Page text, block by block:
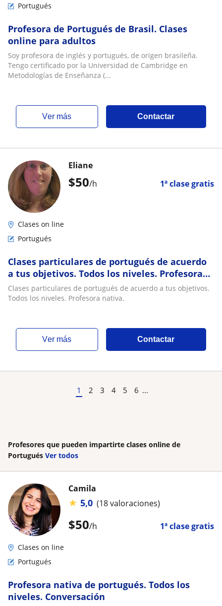
Portugués
Profesora de Portugués de Brasil. Clases
online para adultos
Soy profesora de inglés y portugués, de origen brasileña.
Tengo certificado por la Universidad de Cambridge en
Metodologías de Enseñanza (...
ver más Contactar
$50/h 1ª clase gratis
Eliane
Clases on line
Portugués
Clases particulares de portugués de acuerdo
a tus objetivos. Todos los niveles. Profesora
nativa
Clases particulares de portugués de acuerdo a tus objetivos.
Todos los niveles. Profesora nativa.
ver más Contactar
1 2 3 4 5 6 ...
Profesores que pueden impartirte clases online de
Portugués Ver todos
$50/h 1ª clase gratis
Camila
★ 5,0 (18 valoraciones)
Clases on line
Portugués
Profesora nativa de portugués. Todos los
niveles. Conversación